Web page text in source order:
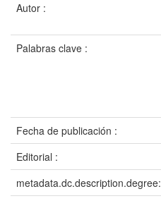
Autor :
Palabras clave :
Fecha de publicación :
Editorial :
metadata.dc.description.degree: